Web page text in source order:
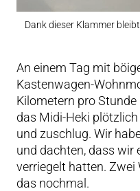
Dank dieser Klammer
An einem Tag mit
Kastenwagen-
Kilometern pro
das Midi-Heki
und zuschlug. Wir
und dachten, dass wir
verriegelt hatten. Zwei
das nochmal.